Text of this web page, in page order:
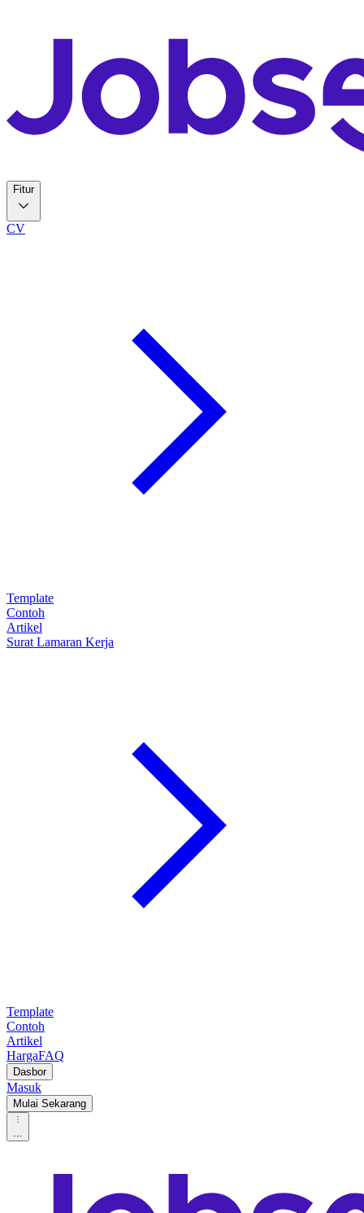
Fitur
CV
Template
Contoh
Artikel
Surat Lamaran Kerja
Template
Contoh
Artikel
HargaFAQ
Dasbor
Masuk
Mulai Sekarang
...